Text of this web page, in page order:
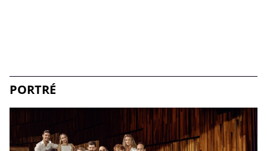
PORTRÉ